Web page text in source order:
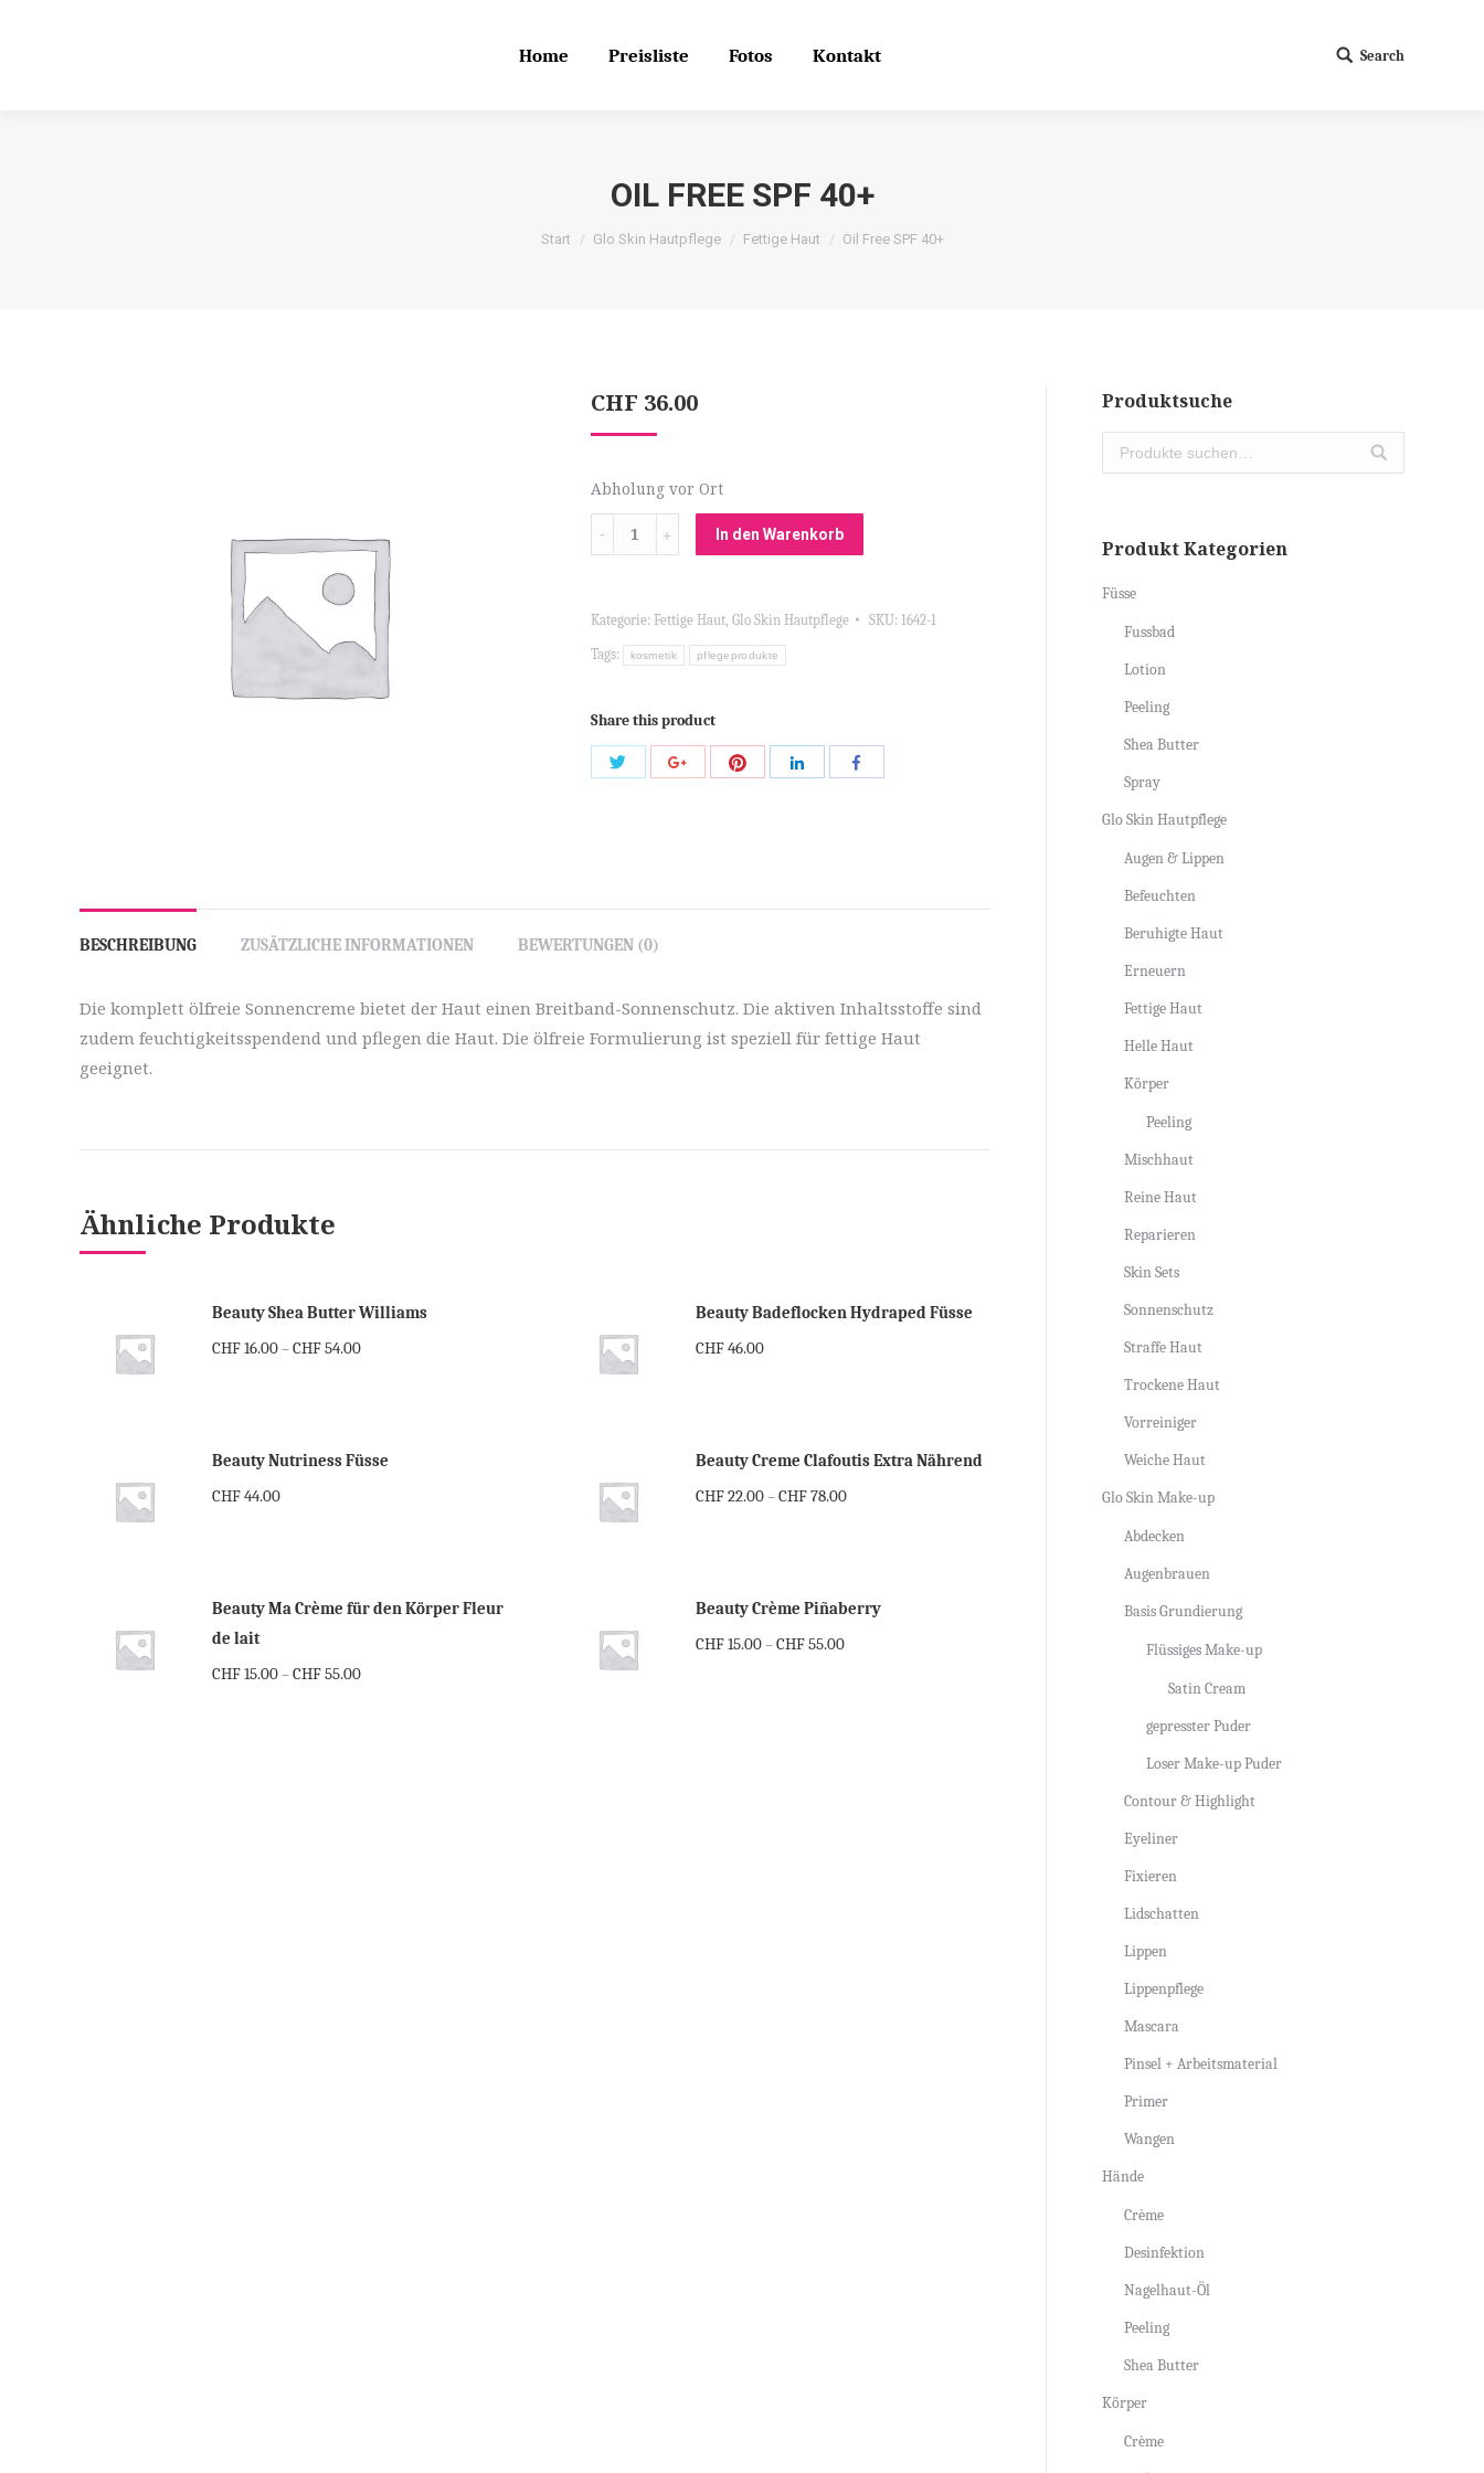
Home Preisliste Fotos Kontakt Search:
Search
OIL FREE SPF 40+
Start Glo Skin Hautpflege Fettige Haut Oil Free SPF 40+
CHF 36.00
Abholung vor Ort
Menge
In den Warenkorb
Kategorie: Fettige Haut, Glo Skin Hautpflege SKU: 1642-1
Tags: kosmetik pflegeprodukte
Share this product
Share
Share
Share
Share Share
BESCHREIBUNG ZUSÄTZLICHE INFORMATIONEN BEWERTUNGEN (0)
Die komplett ölfreie Sonnencreme bietet der Haut einen Breitband-Sonnenschutz. Die aktiven Inhaltsstoffe sind
zudem feuchtigkeitsspendend und pflegen die Haut. Die ölfreie Formulierung ist speziell für fettige Haut
geeignet.
Ähnliche Produkte
Beauty Shea Butter Williams
CHF16.00–CHF54.00
Beauty Badeflocken Hydraped Füsse
CHF46.00
Beauty Nutriness Füsse
CHF44.00
Beauty Creme Clafoutis Extra Nährend
CHF22.00–CHF78.00
Beauty Ma Crème für den Körper Fleur
de lait
CHF15.00–CHF55.00
Beauty Crème Piñaberry
CHF15.00–CHF55.00
Produktsuche
Produkt Kategorien
Füsse
Fussbad
Lotion
Peeling
Shea Butter
Spray
Glo Skin Hautpflege
Augen & Lippen
Befeuchten
Beruhigte Haut
Erneuern
Fettige Haut
Helle Haut
Körper
Peeling
Mischhaut
Reine Haut
Reparieren
Skin Sets
Sonnenschutz
Straffe Haut
Trockene Haut
Vorreiniger
Weiche Haut
Glo Skin Make-up
Abdecken
Augenbrauen
Basis Grundierung
Flüssiges Make-up
Satin Cream
gepresster Puder
Loser Make-up Puder
Contour & Highlight
Eyeliner
Fixieren
Lidschatten
Lippen
Lippenpflege
Mascara
Pinsel + Arbeitsmaterial
Primer
Wangen
Hände
Crème
Desinfektion
Nagelhaut-Öl
Peeling
Shea Butter
Körper
Crème